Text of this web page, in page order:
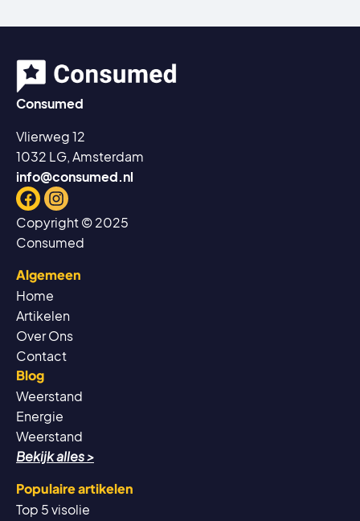
Consumed
Vlierweg 12
1032 LG, Amsterdam
info@consumed.nl
Facebook
Instagram
Copyright © 2025
Consumed
Algemeen
Home
Artikelen
Over Ons
Contact
Blog
Weerstand
Energie
Weerstand
Bekijk alles >
Populaire artikelen
Top 5 visolie